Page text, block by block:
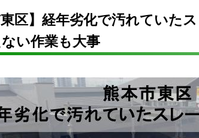
東区】経年劣化で汚れていた
い作業も大事